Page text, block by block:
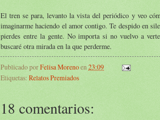
El tren se para, levanto la vista del periódico y veo
imaginarme haciendo el amor contigo. Te despido en
pierdes entre la gente. No importa si no vuelvo a
buscaré otra mirada en la que perderme.
Publicado porFelisa Morenoen 23:09
Etiquetas: Relatos Premiados
18 comentarios: